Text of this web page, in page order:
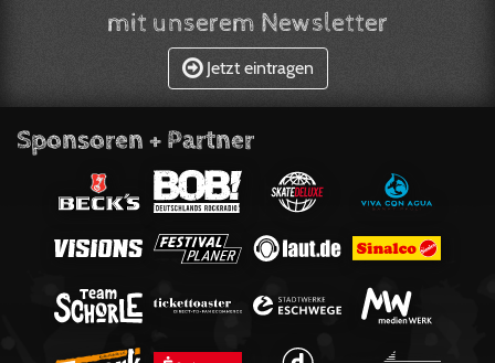
mit unserem Newsletter
Jetzt eintragen
Sponsoren + Partner